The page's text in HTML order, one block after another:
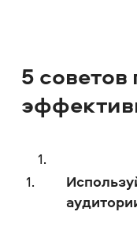
5